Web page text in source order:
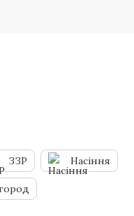
ЗЗР Насіння